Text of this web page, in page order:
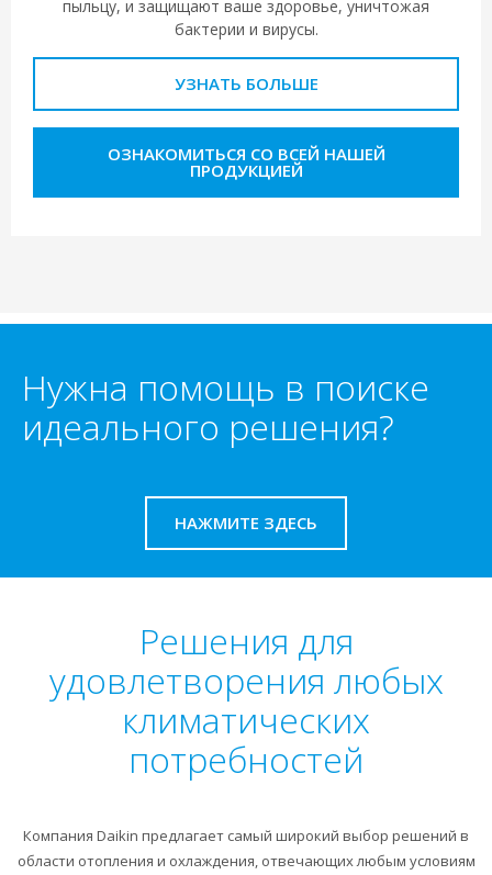
пыльцу, и защищают ваше здоровье, уничтожая
бактерии и вирусы.
УЗНАТЬ БОЛЬШЕ
ОЗНАКОМИТЬСЯ СО ВСЕЙ НАШЕЙ
ПРОДУКЦИЕЙ
Нужна помощь в поиске
идеального решения?
НАЖМИТЕ ЗДЕСЬ
Решения для
удовлетворения любых
климатических
потребностей
Компания Daikin предлагает самый широкий выбор решений в
области отопления и охлаждения, отвечающих любым условиям